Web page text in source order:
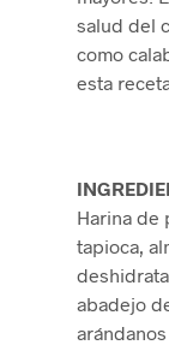
salud del
como
esta
Harina de
tapioca,
abadejo